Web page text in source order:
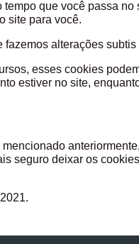
que você passa
melhorar o
alterações
esses cookies
estiver no site,
seguro deixar os